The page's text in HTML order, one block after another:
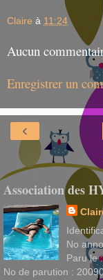
Claire à 11:24
Aucun
Enregistrer un
‹
Association des
No
Paru le
No de parution :